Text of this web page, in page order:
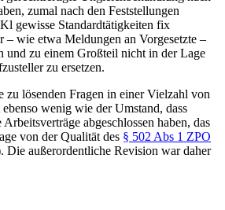
zumal nach den Feststellungen
gewisse Standardtätigkeiten fix
– wie etwa Meldungen an Vorgesetzte –
und zu einem Großteil nicht in der Lage
zu ersetzen.
zu lösenden Fragen in einer Vielzahl von
wenig wie der Umstand, dass
abgeschlossen haben, das
von der Qualität des § 502 Abs 1 ZPO
Die außerordentliche Revision war daher